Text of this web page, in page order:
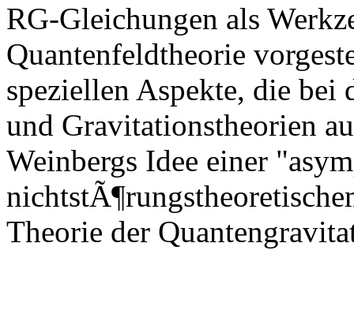
RG-Gleichungen als
Quantenfeldtheorie
speziellen Aspekte, die
und Gravitationstheorien
Weinbergs Idee einer
Theorie der